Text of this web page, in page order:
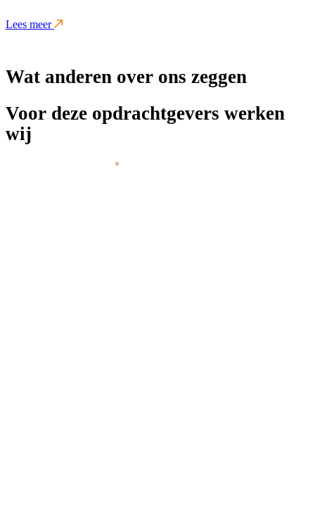
Lees meer
Wat anderen over ons zeggen
Voor deze opdrachtgevers werken
wij